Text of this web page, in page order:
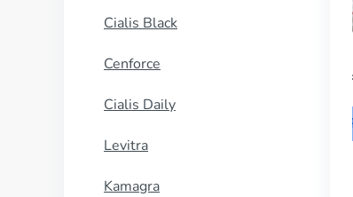
Cialis Black
Cenforce
Cialis Daily
Levitra
Kamagra